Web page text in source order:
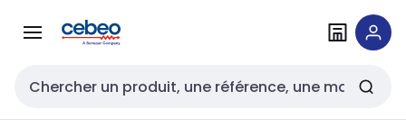
navigationau
Entrée de recherche